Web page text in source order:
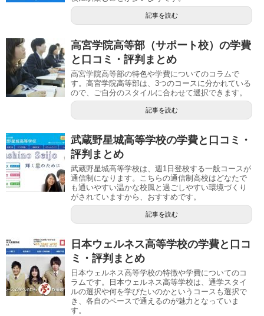
記事を読む
高宮学院高等部（サポート校）の学費
と口コミ・評判まとめ
高宮学院高等部の特色や学費についてのコラムで
す。高宮学院高等部は、3つのコースに分かれている
ので、ご自分のスタイルに合わせて選択できます。
記事を読む
武蔵野星城高等学校の学費と口コミ・
評判まとめ
武蔵野星城高等学校は、週1日登校する一般コースが
通信制になります。こちらの通信制高校はどなたで
も通いやすい温かな校風と過ごしやすい環境づくり
がされていますから、おすすめです。
記事を読む
日本ウェルネス高等学校の学費と口コ
ミ・評判まとめ
日本ウェルネス高等学校の特徴や学費についてのコ
ラムです。日本ウェルネス高等学校は、通学スタイ
ルの選択や何を学びたいのかというコースも選択で
き、各自のペースで通えるのが魅力となっていま
す。